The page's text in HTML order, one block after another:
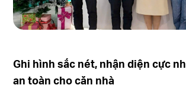
Ghi hình sắc nét, nhận diện cực
an toàn cho căn nhà